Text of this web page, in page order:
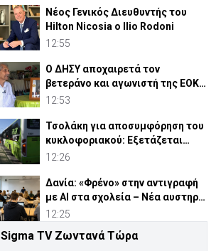
Νέος Γενικός Διευθυντής του
Hilton Nicosia ο Ilio Rodoni
12:55
Ο ΔΗΣΥ αποχαιρετά τον
βετεράνο και αγωνιστή της ΕΟΚΑ
Παύλο Κασάπη
12:53
Τσολάκη για αποσυμφόρηση του
κυκλοφοριακού: Εξετάζεται
επέκταση Park & Ride
12:26
Δανία: «Φρένο» στην αντιγραφή
με AI στα σχολεία – Νέα αυστηρά
μέτρα
12:25
Κλειστή η δεξιά λωρίδα του
Sigma TV Ζωντανά Τώρα